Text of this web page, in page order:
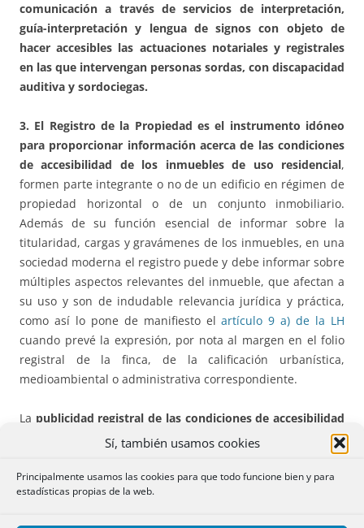
Sí, también usamos cookies
Principalmente usamos las cookies para que todo funcione bien y para
estadísticas propias de la web.
comunicación a través de servicios de interpretación,
guía-interpretación y lengua de signos con objeto de
hacer accesibles las actuaciones notariales y registrales
en las que intervengan personas sordas, con discapacidad
auditiva y sordociegas.
3. El Registro de la Propiedad es el instrumento idóneo
para proporcionar información acerca de las condiciones
de accesibilidad de los inmuebles de uso residencial,
formen parte integrante o no de un edificio en régimen de
propiedad horizontal o de un conjunto inmobiliario.
Además de su función esencial de informar sobre la
titularidad, cargas y gravámenes de los inmuebles, en una
sociedad moderna el registro puede y debe informar sobre
múltiples aspectos relevantes del inmueble, que afectan a
su uso y son de indudable relevancia jurídica y práctica,
como así lo pone de manifiesto elartículo 9 a) de la LH
cuando prevé la expresión, por nota al margen en el folio
registral de la finca, de la calificación urbanística,
medioambiental o administrativa correspondiente.
La publicidad registral de las condiciones de accesibilidad
supondría una medida de apoyo informal en favor de las
personas con discapacidad tendente a asegurar su
participación en la sociedad en igualdad de condiciones
con las demás, al dárseles a conocer de una manera fácil y